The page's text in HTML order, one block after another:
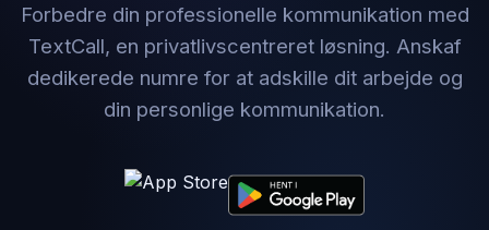
Forbedre din professionelle kommunikation med
TextCall, en privatlivscentreret løsning. Anskaf
dedikerede numre for at adskille dit arbejde og
din personlige kommunikation.